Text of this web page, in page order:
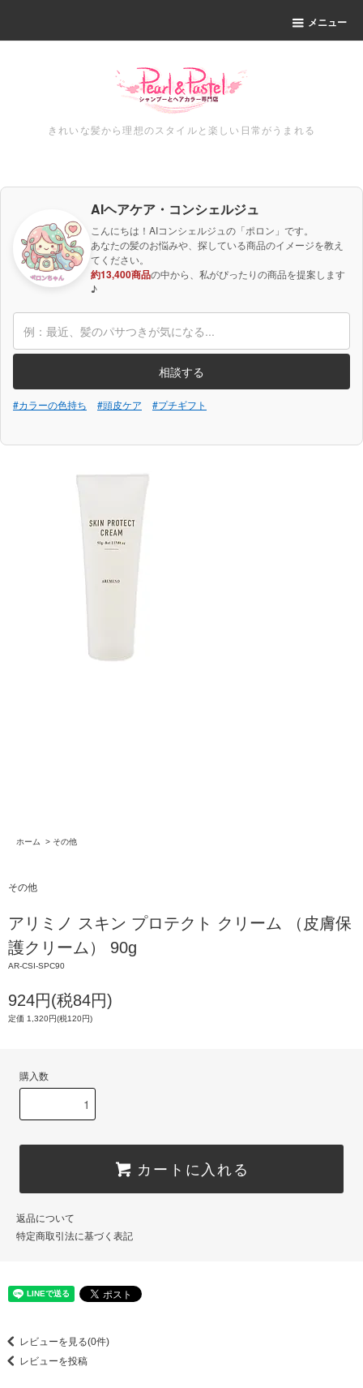
メニュー
きれいな髪から理想のスタイルと楽しい日常がうまれる
AIヘアケア・コンシェルジュ
こんにちは！AIコンシェルジュの「ポロン」です。
あなたの髪のお悩みや、探している商品のイメージを教え
てください。
約13,400商品の中から、私がぴったりの商品を提案します
♪
相談する
#カラーの色持ち #頭皮ケア #プチギフト
ホーム > その他
その他
アリミノ スキン プロテクト クリーム （皮膚保
護クリーム） 90g
AR-CSI-SPC90
924円(税84円)
定価 1,320円(税120円)
購入数
カートに入れる
返品について
特定商取引法に基づく表記
レビューを見る(0件)
レビューを投稿